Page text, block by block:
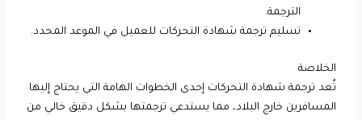
الترجمة.
تسليم ترجمة شهادة التحركات للعميل في الموعد المحدد.
الخلاصة
تُعد ترجمة شهادة التحركات إحدى الخطوات الهامة التي يحتاج إليها
المسافرين خارج البلاد، مما يستدعي ترجمتها بشكل دقيق خالي من